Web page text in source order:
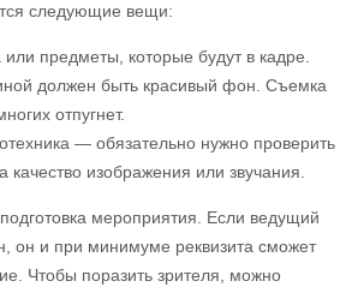
следующие вещи:
предметы, которые будут в кадре.
должен быть красивый фон. Съемка
отпугнет.
— обязательно нужно проверить
качество изображения или звучания.
мероприятия. Если ведущий
он и при минимуме реквизита сможет
Чтобы поразить зрителя, можно